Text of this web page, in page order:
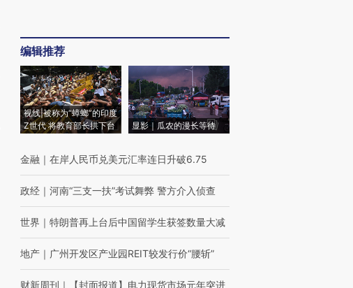
编辑推荐
视线|被称为“蟑螂”的印度
Z世代 将教育部长拱下台
显影｜瓜农的漫长等待
金融 ｜ 在岸人民币兑美元汇率连日升破6.75
政经 ｜ 河南“三支一扶”考试舞弊 警方介入侦查
世界 ｜ 特朗普再上台后中国留学生获签数量大减
地产 ｜ 广州开发区产业园REIT较发行价“腰斩”
财新周刊 ｜ 【封面报道】电力现货市场元年突进